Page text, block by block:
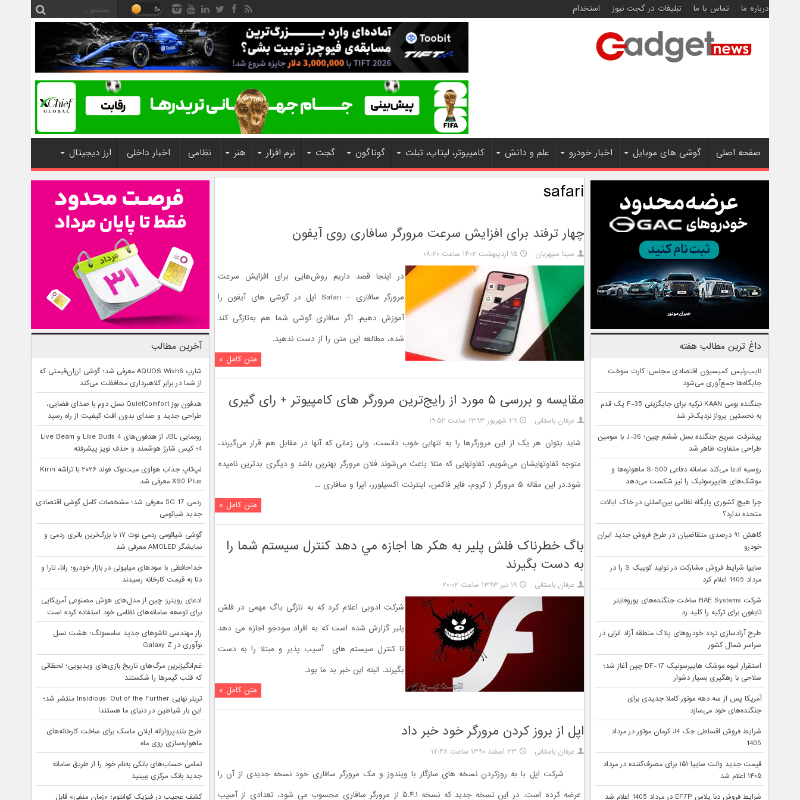
درباره ما تماس با ما تبلیغات در گجت نیوز استخدام
صفحه اصلی گوشی های موبایل اخبار خودرو علم و دانش کامپیوتر، لپتاپ، تبلت گوناگون گجت نرم افزار هنر نظامی اخبار داخلی ارز دیجیتال
safari
چهار ترفند برای افزایش سرعت مرورگر سافاری روی آیفون
سینا سپهریان ۱۵ اردیبهشت ۱۴۰۲ ساعت ۰۸:۲۰
در اینجا قصد داریم روش‌هایی برای افزایش سرعت
مرورگر سافاری – Safari اپل در گوشی های آیفون را
آموزش دهیم. اگر سافاری گوشی شما هم به‌تازگی کند
شده، مطالعه این متن را از دست ندهید.
متن کامل »
مقایسه و بررسی ۵ مورد از رایج‌ترین مرورگر های کامپیوتر + رای گیری
عرفان باستانی ۲۹ شهریور ۱۳۹۳ ساعت ۱۹:۵۲
شاید بتوان هر یک از این مرورگرها را به تنهایی خوب دانست، ولی زمانی که آنها در مقابل هم قرار می‌گیرند،
متوجه تفاوتهایشان می‌شویم، تفاوتهایی که مثلا باعث می‌شوند فلان مرورگر بهترین باشد و دیگری بدترین نامیده
شود.در این مقاله ۵ مرورگر ( کروم، فایر فاکس، اینترنت اکسپلورر، اپرا و سافاری ...
متن کامل »
باگ خطرناک فلش پلير به هکر ها اجازه مي دهد کنترل سيستم شما را
به دست بگيرند
عرفان باستانی ۱۹ تیر ۱۳۹۳ ساعت ۲۰:۰۲
شرکت ادوبی اعلام کرد که به تازگی باگ مهمی در فلش
پلیر گزارش شده است که به افراد سودجو اجازه می دهد
تا کنترل سیستم های آسیب پذیر و مبتلا را به دست
بگیرند. البته این خبر بد ما بود.
متن کامل »
اپل از بروز کردن مرورگر خود خبر داد
عرفان باستانی ۲۳ اسفند ۱۳۹۰ ساعت ۱۷:۴۸
شرکت اپل با به روزکردن نسخه های سازگار با ویندوز و مک مرورگر سافاری خود نسخه جدیدی از آن را
عرضه کرده است. در این نسخه جدید که نسخه ۵.۴.۱ از مرورگر سافاری محسوب می شود، تعدادی از آسیب
داغ ترین مطالب هفته
نایب‌رئیس کمیسیون اقتصادی مجلس: کارت سوخت
جایگاه‌ها جمع‌آوری می‌شود
جنگنده بومی KAAN ترکیه برای جایگزینی F-35 یک قدم
به نخستین پرواز نزدیک‌تر شد
پیشرفت سریع جنگنده نسل ششم چین؛ J-36 با سومین
طراحی متفاوت ظاهر شد
روسیه ادعا می‌کند سامانه دفاعی S-500 ماهواره‌ها و
موشک‌های هایپرسونیک را نیز شکست می‌دهد
چرا هیچ کشوری پایگاه نظامی بین‌المللی در خاک ایالات
متحده ندارد؟
کاهش ۹۱ درصدی متقاضیان در طرح فروش جدید ایران
خودرو
سایپا شرایط فروش مشارکت در تولید کوییک S را در
مرداد 1405 اعلام کرد
شرکت BAE Systems ساخت جنگنده‌های یوروفایتر
تایفون برای ترکیه را کلید زد
طرح آزادسازی تردد خودروهای پلاک منطقه آزاد انزلی در
سراسر شمال کشور
استقرار انبوه موشک هایپرسونیک DF-17 چین آغاز شد؛
سلاحی با رهگیری بسیار دشوار
آمریکا پس از سه دهه موتور کاملا جدیدی برای
جنگنده‌های خود می‌سازد
شرایط فروش اقساطی جک J4 کرمان موتور در مرداد
1405
قیمت جدید وانت سایپا ۱۵۱ برای مصرف‌کننده در مرداد
۱۴۰۵ اعلام شد
شرایط فروش دنا پلاس EF7P در مرداد 1405 اعلام شد
آخرین مطالب
شارپ AQUOS Wish6 معرفی شد؛ گوشی ارزان‌قیمتی که
از شما در برابر کلاهبرداری محافظت می‌کند
هدفون بوز QuietComfort نسل دوم با صدای فضایی،
طراحی جدید و صدای بدون افت کیفیت از راه رسید
رونمایی JBL از هدفون‌های Live Buds 4 و Live Beam
4؛ کیس شارژ هوشمند و حذف نویز پیشرفته
لپ‌تاپ جذاب هواوی میت‌بوک فولد ۲۰۲۶ با تراشه Kirin
X90 Plus معرفی شد
ردمی 17 5G معرفی شد؛ مشخصات کامل گوشی اقتصادی
جدید شیائومی
گوشی شیائومی ردمی نوت ۱۷ با بزرگ‌ترین باتری ردمی و
نمایشگر AMOLED معرفی شد
خداحافظی با سودهای میلیونی در بازار خودرو؛ رانا، تارا و
دنا به قیمت کارخانه رسیدند
ادعای رویترز: چین از مدل‌های هوش مصنوعی آمریکایی
برای توسعه سامانه‌های نظامی خود استفاده کرده است
راز مهندسی تاشوهای جدید سامسونگ؛ هشت نسل
نوآوری در Galaxy Z
غم‌انگیزترین مرگ‌های تاریخ بازی‌های ویدیویی؛ لحظاتی
که قلب گیمرها را شکستند
تریلر نهایی Insidious: Out of the Further منتشر شد؛
این بار شیاطین در دنیای ما هستند!
طرح بلندپروازانه ایلان ماسک برای ساخت کارخانه‌های
ماهواره‌سازی روی ماه
تمامی حساب‌های بانکی به‌نام خود را از طریق سامانه
جدید بانک مرکزی ببینید
کشف عجیب در فیزیک کوانتوم؛ «زمان منفی» قابل